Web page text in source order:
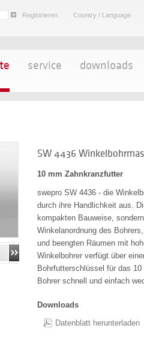
Registrieren Country / Language
service downloads
SW 4436
10 mm Zahnkranzfutter
swepro SW 4436 - die
durch ihre Handlichkeit aus.
kompakten Bauweise,
Winkelanordnung des
und beengten Räumen mit
Winkelbohrer verfügt über
Bohrfutterschlüssel für das
Bohrer schnell und einfach
Downloads
Datenblatt herunterladen